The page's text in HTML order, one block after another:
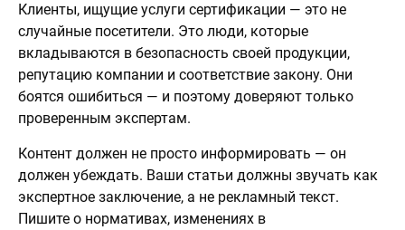
Клиенты, ищущие услуги сертификации — это не
случайные посетители. Это люди, которые
вкладываются в безопасность своей продукции,
репутацию компании и соответствие закону. Они
боятся ошибиться — и поэтому доверяют только
проверенным экспертам.
Контент должен не просто информировать — он
должен убеждать. Ваши статьи должны звучать как
экспертное заключение, а не рекламный текст.
Пишите о нормативах, изменениях в